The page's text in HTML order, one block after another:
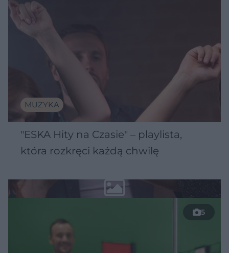
MUZYKA
"ESKA Hity na Czasie" – playlista,
która rozkręci każdą chwilę
5